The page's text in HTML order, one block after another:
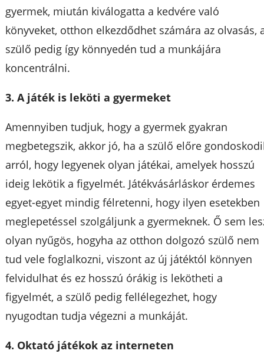
gyermek, miután kiválogatta a kedvére való
könyveket, otthon elkezdődhet számára az olvasás,
szülő pedig így könnyedén tud a munkájára
koncentrálni.
3. A játék is leköti a gyermeket
Amennyiben tudjuk, hogy a gyermek gyakran
megbetegszik, akkor jó, ha a szülő előre
arról, hogy legyenek olyan játékai, amelyek hosszú
ideig lekötik a figyelmét. Játékvásárláskor érdemes
egyet-egyet mindig félretenni, hogy ilyen esetekben
meglepetéssel szolgáljunk a gyermeknek. Ő sem
olyan nyűgös, hogyha az otthon dolgozó szülő nem
tud vele foglalkozni, viszont az új játéktól könnyen
felvidulhat és ez hosszú órákig is lekötheti a
figyelmét, a szülő pedig fellélegezhet, hogy
nyugodtan tudja végezni a munkáját.
4. Oktató játékok az interneten